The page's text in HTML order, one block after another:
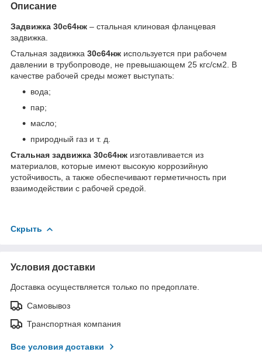
Описание
Задвижка 30с64нж – стальная клиновая фланцевая
задвижка.
Стальная задвижка 30с64нж используется при рабочем
давлении в трубопроводе, не превышающем 25 кгс/см2. В
качестве рабочей среды может выступать:
вода;
пар;
масло;
природный газ и т. д.
Стальная задвижка 30с64нж изготавливается из
материалов, которые имеют высокую коррозийную
устойчивость, а также обеспечивают герметичность при
взаимодействии с рабочей средой.
Скрыть
Условия доставки
Доставка осуществляется только по предоплате.
Самовывоз
Транспортная компания
Все условия доставки